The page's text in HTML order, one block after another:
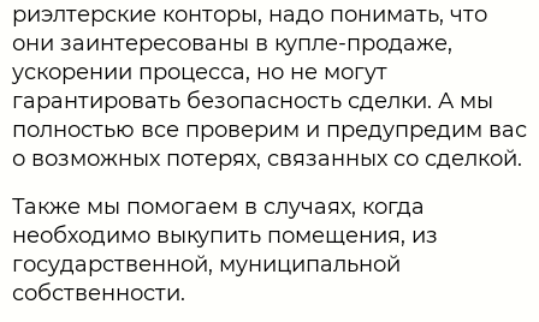
риэлтерские конторы, надо понимать, что
они заинтересованы в купле-продаже,
ускорении процесса, но не могут
гарантировать безопасность сделки. А мы
полностью все проверим и предупредим вас
о возможных потерях, связанных со сделкой.
Также мы помогаем в случаях, когда
необходимо выкупить помещения, из
государственной, муниципальной
собственности.